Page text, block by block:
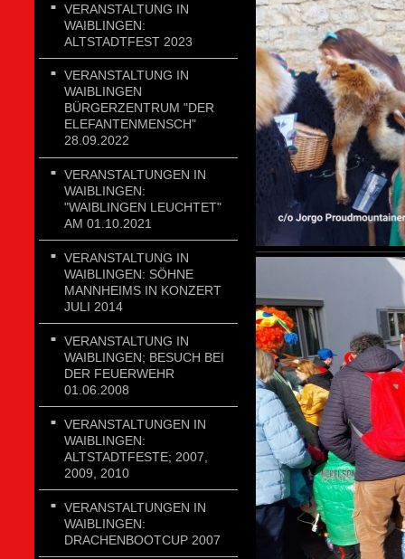
VERANSTALTUNG IN
WAIBLINGEN:
ALTSTADTFEST 2023
VERANSTALTUNG IN
WAIBLINGEN
BÜRGERZENTRUM "DER
ELEFANTENMENSCH"
28.09.2022
VERANSTALTUNGEN IN
WAIBLINGEN:
"WAIBLINGEN LEUCHTET"
AM 01.10.2021
VERANSTALTUNG IN
WAIBLINGEN: SÖHNE
MANNHEIMS IN KONZERT
JULI 2014
VERANSTALTUNG IN
WAIBLINGEN; BESUCH BEI
DER FEUERWEHR
01.06.2008
VERANSTALTUNGEN IN
WAIBLINGEN:
ALTSTADTFESTE; 2007,
2009, 2010
VERANSTALTUNGEN IN
WAIBLINGEN:
DRACHENBOOTCUP 2007